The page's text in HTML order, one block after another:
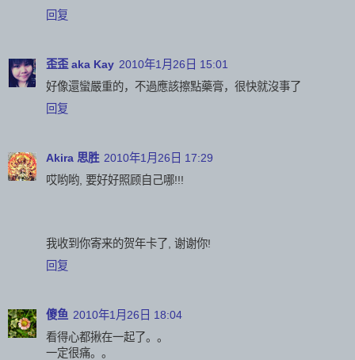
回复
歪歪 aka Kay 2010年1月26日 15:01
好像還蠻嚴重的，不過應該擦點藥膏，很快就沒事了
回复
Akira 思胜 2010年1月26日 17:29
哎哟哟, 要好好照顾自己哪!!!
我收到你寄来的贺年卡了, 谢谢你!
回复
傻鱼 2010年1月26日 18:04
看得心都揪在一起了。。
一定很痛。。